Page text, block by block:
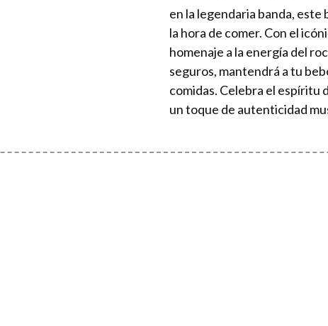
en la legendaria banda, este
la hora de comer. Con el
homenaje a la energía del
seguros, mantendrá a tu
comidas. Celebra el espíritu
un toque de autenticidad